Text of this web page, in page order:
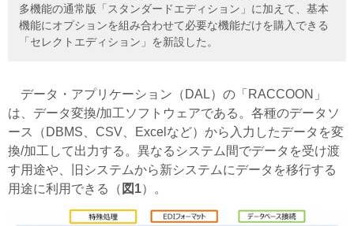
多機能の通常版「スタンダードエディション」に加えて、基本
機能にオプションを組み合わせて必要な機能だけを購入できる
「セレクトエディション」を新設した。
データ・アプリケーション（DAL）の「RACCOON」
は、データ変換/加工ソフトウェアである。各種のデータソ
ース（DBMS、CSV、Excelなど）から入力したデータを変
換/加工して出力する。異なるシステム間でデータを受け渡
す用途や、旧システムから新システムにデータを移行する
用途に利用できる
（ 図1）。